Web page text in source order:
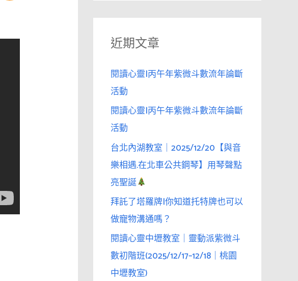
關
鍵
字
近期文章
閱讀心靈|丙午年紫微斗數流年論斷
活動
閱讀心靈|丙午年紫微斗數流年論斷
活動
台北內湖教室｜2025/12/20【與音
樂相遇.在北車公共鋼琴】用琴聲點
亮聖誕
拜託了塔羅牌|你知道托特牌也可以
做寵物溝通嗎？
閱讀心靈中壢教室｜靈動派紫微斗
數初階班(2025/12/17–12/18｜桃園
中壢教室)